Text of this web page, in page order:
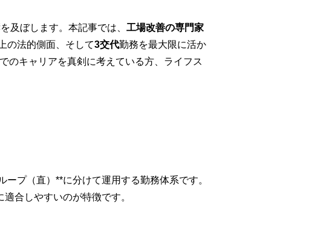
及ぼします。本記事では、 工場改善の専門家
の法的側面、そして3交代勤務を最大限に活か
でのキャリアを真剣に考えている方、ライフス
プ（直）**に分けて運用する勤務体系です。
合しやすいのが特徴です。